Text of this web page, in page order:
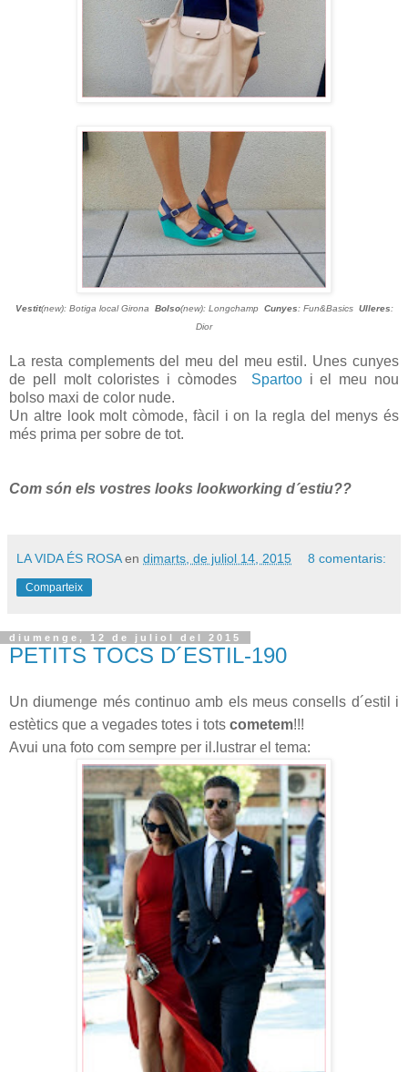
Vestit(new): Botiga local Girona Bolso(new): Longchamp Cunyes: Fun&Basics Ulleres:
Dior
La resta complements del meu del meu estil. Unes cunyes
de pell molt coloristes i còmodes
Spartooi el meu nou
bolso maxi de color nude.
Un altre look molt còmode, fàcil i on la regla del menys és
més prima per sobre de tot.
Com són els vostres looks lookworking d´estiu??
LA VIDA ÉS ROSA en dimarts, de juliol 14, 2015 8 comentaris:
Comparteix
diumenge, 12 de juliol del 2015
PETITS TOCS D´ESTIL-190
Un diumenge més continuo amb els meus consells d´estil i
estètics que a vegades totes i tots cometem!!!
Avui una foto com sempre per il.lustrar el tema: